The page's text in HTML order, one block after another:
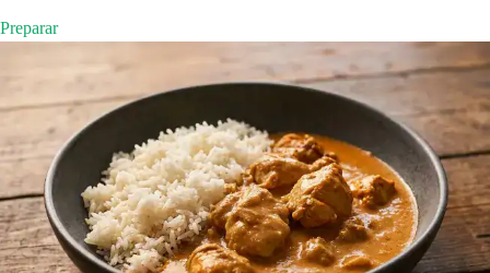
Preparar